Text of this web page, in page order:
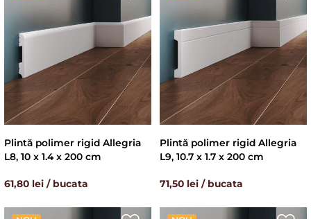
Plintă polimer rigid Allegria
L8, 10 x 1.4 x 200 cm
61,80 lei / bucata
Plintă polimer rigid Allegria
L9, 10.7 x 1.7 x 200 cm
71,50 lei / bucata